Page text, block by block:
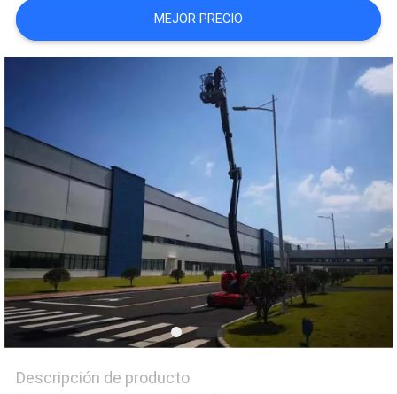
CITA
SITIO
PRIVACY
POLICY
MEJOR PRECIO
Descripción de producto